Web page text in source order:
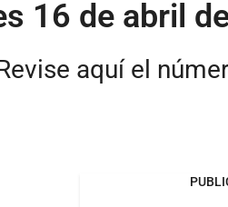
16 de abril
aquí el